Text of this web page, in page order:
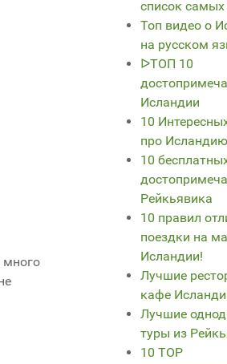
много
список
Топ видео о
на русском
ᐅТОП 10
Исландии
10
про Исландию
10
Рейкьявика
10 правил
поездки на
Исландии!
Лучшие
кафе
Лучшие
туры из
10 TOP